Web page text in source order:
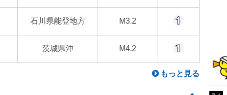
石川県能登地方 M3.2
茨城県沖 M4.2
もっと見る